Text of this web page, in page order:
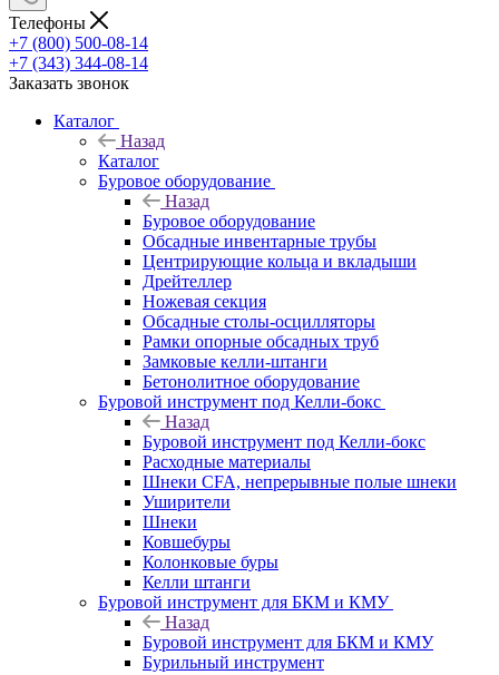
Телефоны
+7 (800) 500-08-14
+7 (343) 344-08-14
Заказать звонок
Каталог
Назад
Каталог
Буровое оборудование
Назад
Буровое оборудование
Обсадные инвентарные трубы
Центрирующие кольца и вкладыши
Дрейтеллер
Ножевая секция
Обсадные столы-осцилляторы
Рамки опорные обсадных труб
Замковые келли-штанги
Бетонолитное оборудование
Буровой инструмент под Келли-бокс
Назад
Буровой инструмент под Келли-бокс
Расходные материалы
Шнеки CFA, непрерывные полые шнеки
Уширители
Шнеки
Ковшебуры
Колонковые буры
Келли штанги
Буровой инструмент для БКМ и КМУ
Назад
Буровой инструмент для БКМ и КМУ
Бурильный инструмент